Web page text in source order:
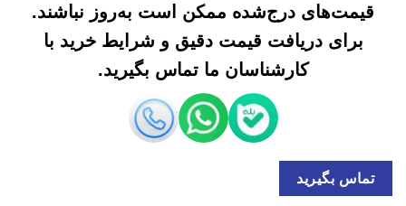
قیمت‌های درج‌شده ممکن است به‌روز نباشند.
برای دریافت قیمت دقیق و شرایط خرید با
کارشناسان ما تماس بگیرید.
تماس بگیرید